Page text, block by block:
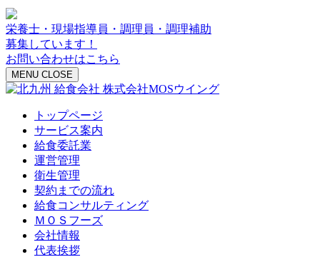
栄養士・現場指導員・調理員・調理補助
募集しています！
お問い合わせはこちら
MENU CLOSE
トップページ
サービス案内
給食委託業
運営管理
衛生管理
契約までの流れ
給食コンサルティング
ＭＯＳフーズ
会社情報
代表挨拶